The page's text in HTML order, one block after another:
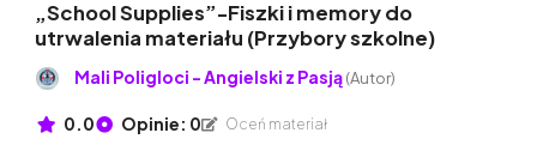
„School Supplies”-Fiszki i memory do
utrwalenia materiału (Przybory szkolne)
Mali Poligloci - Angielski z Pasją(Autor)
0.0 Opinie: 0 Oceń materiał